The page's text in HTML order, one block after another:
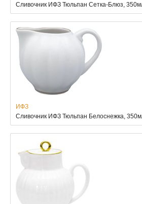
Сливочник ИФЗ Тюльпан Сетка-Блюз,
ИФЗ
Сливочник ИФЗ Тюльпан Белоснежка,